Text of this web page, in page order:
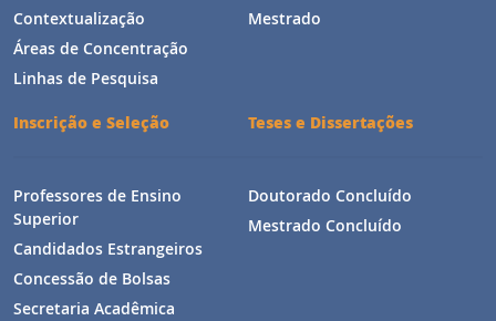
Contextualização
Áreas de Concentração
Linhas de Pesquisa
Mestrado
Inscrição e Seleção
Professores de Ensino
Superior
Candidados Estrangeiros
Concessão de Bolsas
Secretaria Acadêmica
Teses e Dissertações
Doutorado Concluído
Mestrado Concluído